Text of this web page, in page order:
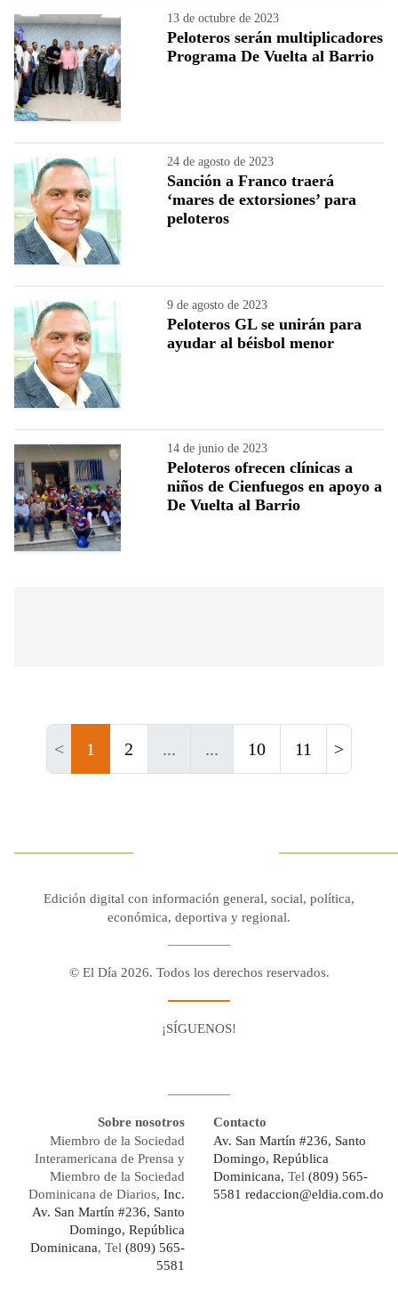
13 de octubre de 2023
Peloteros serán multiplicadores
Programa De Vuelta al Barrio
24 de agosto de 2023
Sanción a Franco traerá
‘mares de extorsiones’ para
peloteros
9 de agosto de 2023
Peloteros GL se unirán para
ayudar al béisbol menor
14 de junio de 2023
Peloteros ofrecen clínicas a
niños de Cienfuegos en apoyo a
De Vuelta al Barrio
< 1 2 ... ... 10 11 >
Edición digital con información general, social, política,
económica, deportiva y regional.
© El Día 2026. Todos los derechos reservados.
¡SÍGUENOS!
Sobre nosotros
Miembro de la Sociedad
Interamericana de Prensa y
Miembro de la Sociedad
Dominicana de Diarios, Inc.
Av. San Martín #236, Santo
Domingo, República
Dominicana, Tel (809) 565-
5581
Contacto
Av. San Martín #236, Santo
Domingo, República
Dominicana, Tel (809) 565-
5581 redaccion@eldia.com.do